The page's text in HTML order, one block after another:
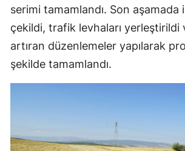
serimi tamamlandı. Son aşamada
çekildi, trafik levhaları yerleştirildi
artıran düzenlemeler yapılarak
şekilde tamamlandı.